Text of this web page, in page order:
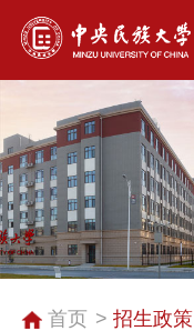
首页 招生政策